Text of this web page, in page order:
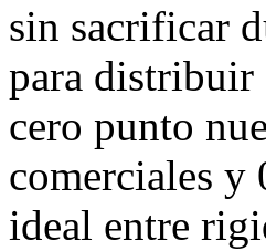
sin sacrificar
para distribuir
cero punto
comerciales
ideal entre